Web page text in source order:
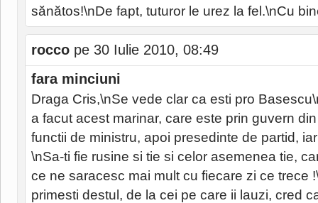
sănătos!\nDe fapt, tuturor le urez la fel.\nCu
rocco pe 30 Iulie 2010, 08:49
fara minciuni
Draga Cris,\nSe vede clar ca esti pro
a facut acest marinar, care este prin guvern
functii de ministru, apoi presedinte de partid,
\nSa-ti fie rusine si tie si celor asemenea tie,
ce ne saracesc mai mult cu fiecare zi ce trece
primesti destul, de la cei pe care ii lauzi, cred